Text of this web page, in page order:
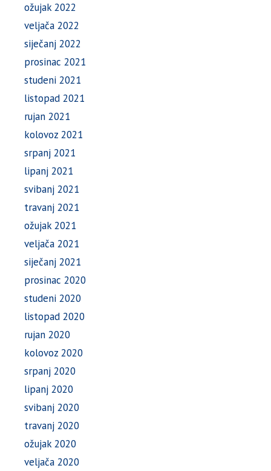
ožujak 2022
veljača 2022
siječanj 2022
prosinac 2021
studeni 2021
listopad 2021
rujan 2021
kolovoz 2021
srpanj 2021
lipanj 2021
svibanj 2021
travanj 2021
ožujak 2021
veljača 2021
siječanj 2021
prosinac 2020
studeni 2020
listopad 2020
rujan 2020
kolovoz 2020
srpanj 2020
lipanj 2020
svibanj 2020
travanj 2020
ožujak 2020
veljača 2020